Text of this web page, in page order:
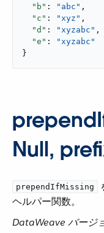
"b" : "abc" ,
"c" : "xyz" ,
"d" : "xyzabc" ,
"e" :
"xyzabc"
}
Null,
prependIfMissing
ヘルパー関数。
DataWeave バージ